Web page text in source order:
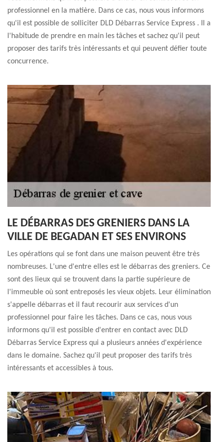
professionnel en la matière. Dans ce cas, nous vous informons
qu'il est possible de solliciter DLD Débarras Service Express . Il a
l'habitude de prendre en main les tâches et sachez qu'il peut
proposer des tarifs très intéressants et qui peuvent défier toute
concurrence.
LE DÉBARRAS DES GRENIERS DANS LA
VILLE DE BEGADAN ET SES ENVIRONS
Les opérations qui se font dans une maison peuvent être très
nombreuses. L'une d'entre elles est le débarras des greniers. Ce
sont des lieux qui se trouvent dans la partie supérieure de
l'immeuble où sont entreposés les vieux objets. Leur élimination
s'appelle débarras et il faut recourir aux services d'un
professionnel pour faire les tâches. Dans ce cas, nous vous
informons qu'il est possible d'entrer en contact avec DLD
Débarras Service Express qui a plusieurs années d'expérience
dans le domaine. Sachez qu'il peut proposer des tarifs très
intéressants et accessibles à tous.